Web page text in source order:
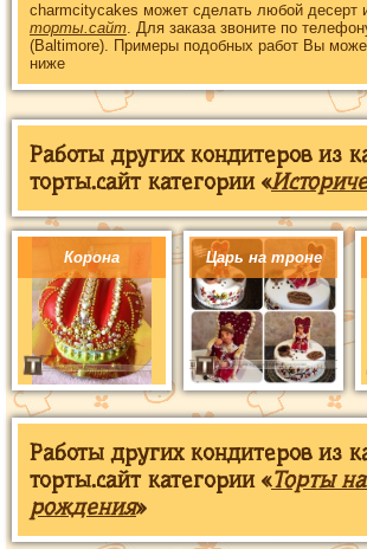
charmcitycakes может сделать любой десерт
торты.сайт. Для заказа звоните по
(Baltimore). Примеры подобных работ Вы
ниже
Работы других кондитеров из
торты.сайт категории «
Корона Царь на троне
Работы других кондитеров из
торты.сайт категории «Торты
рождения»